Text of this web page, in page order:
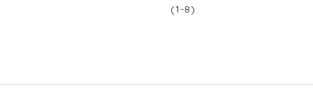
(1-8)